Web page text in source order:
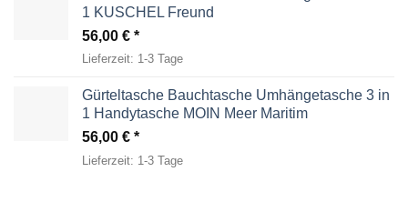
1 KUSCHEL Freund
56,00 €
Lieferzeit: 1-3 Tage
Gürteltasche Bauchtasche Umhängetasche 3 in
1 Handytasche MOIN Meer Maritim
56,00 €
Lieferzeit: 1-3 Tage